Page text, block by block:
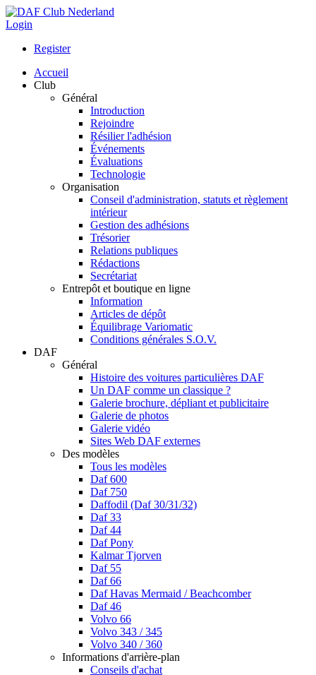
Login
Register
Accueil
Club
Général
Introduction
Rejoindre
Résilier l'adhésion
Événements
Évaluations
Technologie
Organisation
Conseil d'administration, statuts et règlement
intérieur
Gestion des adhésions
Trésorier
Relations publiques
Rédactions
Secrétariat
Entrepôt et boutique en ligne
Information
Articles de dépôt
Équilibrage Variomatic
Conditions générales S.O.V.
DAF
Général
Histoire des voitures particulières DAF
Un DAF comme un classique ?
Galerie brochure, dépliant et publicitaire
Galerie de photos
Galerie vidéo
Sites Web DAF externes
Des modèles
Tous les modèles
Daf 600
Daf 750
Daffodil (Daf 30/31/32)
Daf 33
Daf 44
Daf Pony
Kalmar Tjorven
Daf 55
Daf 66
Daf Havas Mermaid / Beachcomber
Daf 46
Volvo 66
Volvo 343 / 345
Volvo 340 / 360
Informations d'arrière-plan
Conseils d'achat